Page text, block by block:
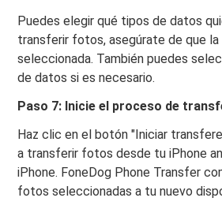
Puedes elegir qué tipos de datos
transferir fotos, asegúrate de que
seleccionada. También puedes
de datos si es necesario.
Paso 7: Inicie el proceso de
Haz clic en el botón "Iniciar
a transferir fotos desde tu iPhone
iPhone. FoneDog Phone Transfer
fotos seleccionadas a tu nuevo